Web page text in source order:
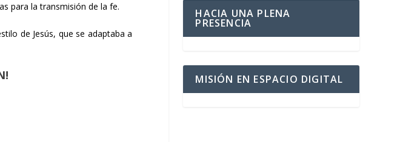
para la transmisión de la fe.
de Jesús, que se adaptaba a
HACIA UNA PLENA
PRESENCIA
MISIÓN EN ESPACIO DIGITAL